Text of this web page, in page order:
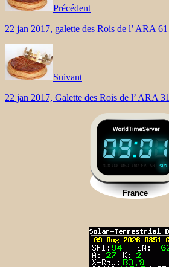
Précédent
22 jan 2017, galette des Rois de l’ ARA 61
Suivant
22 jan 2017, Galette des Rois de l’ ARA 31